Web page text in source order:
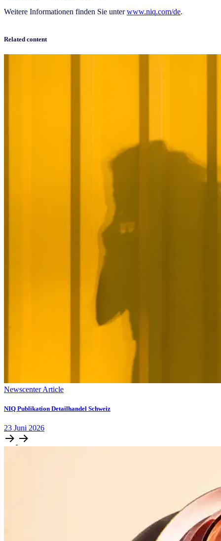
Weitere Informationen finden Sie unterwww.niq.com/de.
Related content
Newscenter Article
NIQ Publikation Detailhandel Schweiz
23 Juni 2026